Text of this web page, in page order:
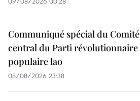
Communiqué spécial du Comité
central du Parti révolutionnaire
populaire lao
08/08/2026 23:38